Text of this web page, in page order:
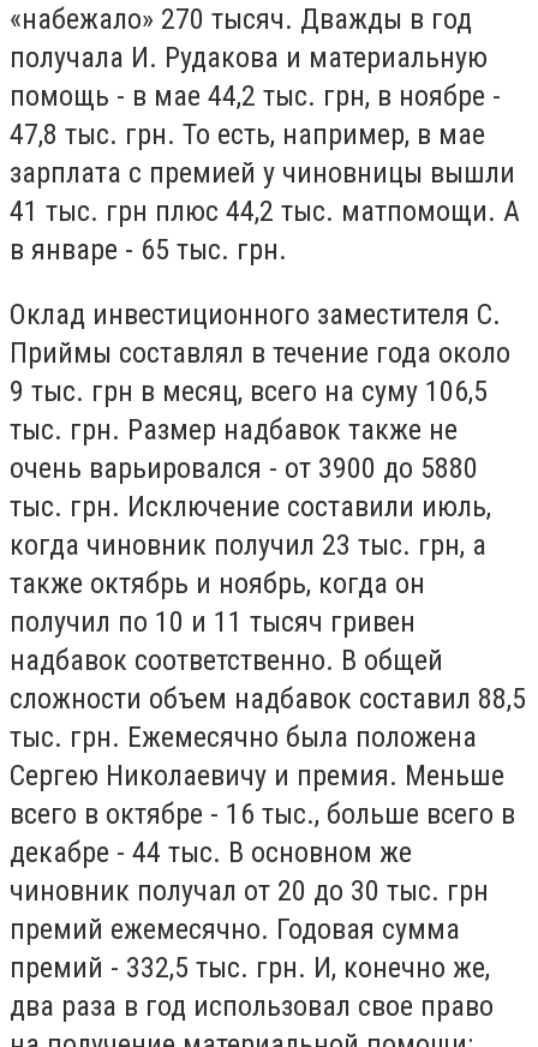
«набежало» 270 тысяч. Дважды в год
получала И. Рудакова и материальную
помощь - в мае 44,2 тыс. грн, в ноябре -
47,8 тыс. грн. То есть, например, в мае
зарплата с премией у чиновницы вышли
41 тыс. грн плюс 44,2 тыс. матпомощи. А
в январе - 65 тыс. грн.
Оклад инвестиционного заместителя С.
Приймы составлял в течение года около
9 тыс. грн в месяц, всего на суму 106,5
тыс. грн. Размер надбавок также не
очень варьировался - от 3900 до 5880
тыс. грн. Исключение составили июль,
когда чиновник получил 23 тыс. грн, а
также октябрь и ноябрь, когда он
получил по 10 и 11 тысяч гривен
надбавок соответственно. В общей
сложности объем надбавок составил 88,5
тыс. грн. Ежемесячно была положена
Сергею Николаевичу и премия. Меньше
всего в октябре - 16 тыс., больше всего в
декабре - 44 тыс. В основном же
чиновник получал от 20 до 30 тыс. грн
премий ежемесячно. Годовая сумма
премий - 332,5 тыс. грн. И, конечно же,
два раза в год использовал свое право